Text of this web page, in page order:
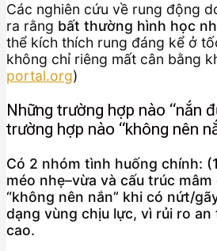
Các nghiên cứu về rung động
ra rằng bất thường hình học
thể kích thích rung đáng kể ở
không chỉ riêng mất cân bằng
portal.org)
Những trường hợp nào “nắn
trường hợp nào “không nên
Có 2 nhóm tình huống chính:
méo nhẹ–vừa và cấu trúc
“không nên nắn” khi có nứt/
dạng vùng chịu lực, vì rủi ro
cao.